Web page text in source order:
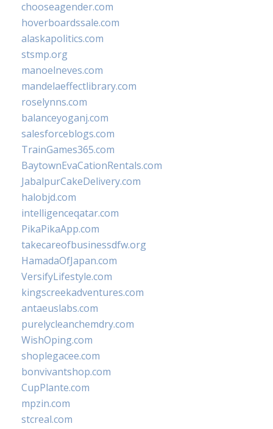
chooseagender.com
hoverboardssale.com
alaskapolitics.com
stsmp.org
manoelneves.com
mandelaeffectlibrary.com
roselynns.com
balanceyoganj.com
salesforceblogs.com
TrainGames365.com
BaytownEvaCationRentals.com
JabalpurCakeDelivery.com
halobjd.com
intelligenceqatar.com
PikaPikaApp.com
takecareofbusinessdfw.org
HamadaOfJapan.com
VersifyLifestyle.com
kingscreekadventures.com
antaeuslabs.com
purelycleanchemdry.com
WishOping.com
shoplegacee.com
bonvivantshop.com
CupPlante.com
mpzin.com
stcreal.com